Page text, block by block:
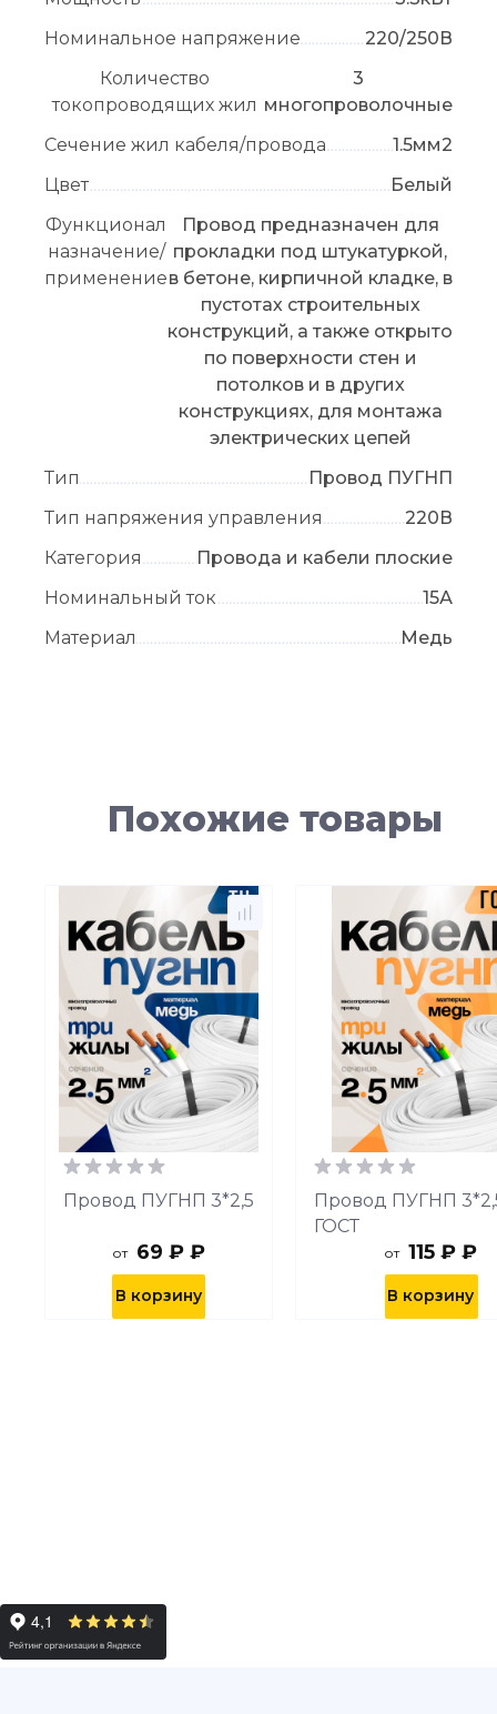
Номинальное напряжение
220/250В
Количество
токопроводящих жил
3
многопроволочные
Сечение жил кабеля/провода
1.5мм2
Цвет
Белый
Функционал
назначение/
применение
Провод предназначен для
прокладки под штукатуркой,
в бетоне, кирпичной кладке, в
пустотах строительных
конструкций, а также открыто
по поверхности стен и
потолков и в других
конструкциях, для монтажа
электрических цепей
Тип
Провод ПУГНП
Тип напряжения управления
220В
Категория
Провода и кабели плоские
Номинальный ток
15А
Материал
Медь
Похожие товары
Провод ПУГНП 3*2,5
от 69 ₽ ₽
В корзину
Провод ПУГНП
ГОСТ
от 115 ₽ ₽
В корзину